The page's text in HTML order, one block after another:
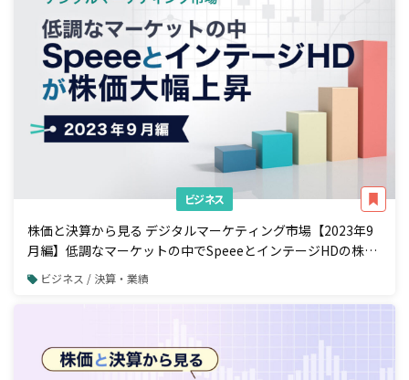
ビジネス
株価と決算から見る デジタルマーケティング市場【2023年9
月編】低調なマーケットの中でSpeeeとインテージHDの株価
が大きく上昇
ビジネス / 決算・業績